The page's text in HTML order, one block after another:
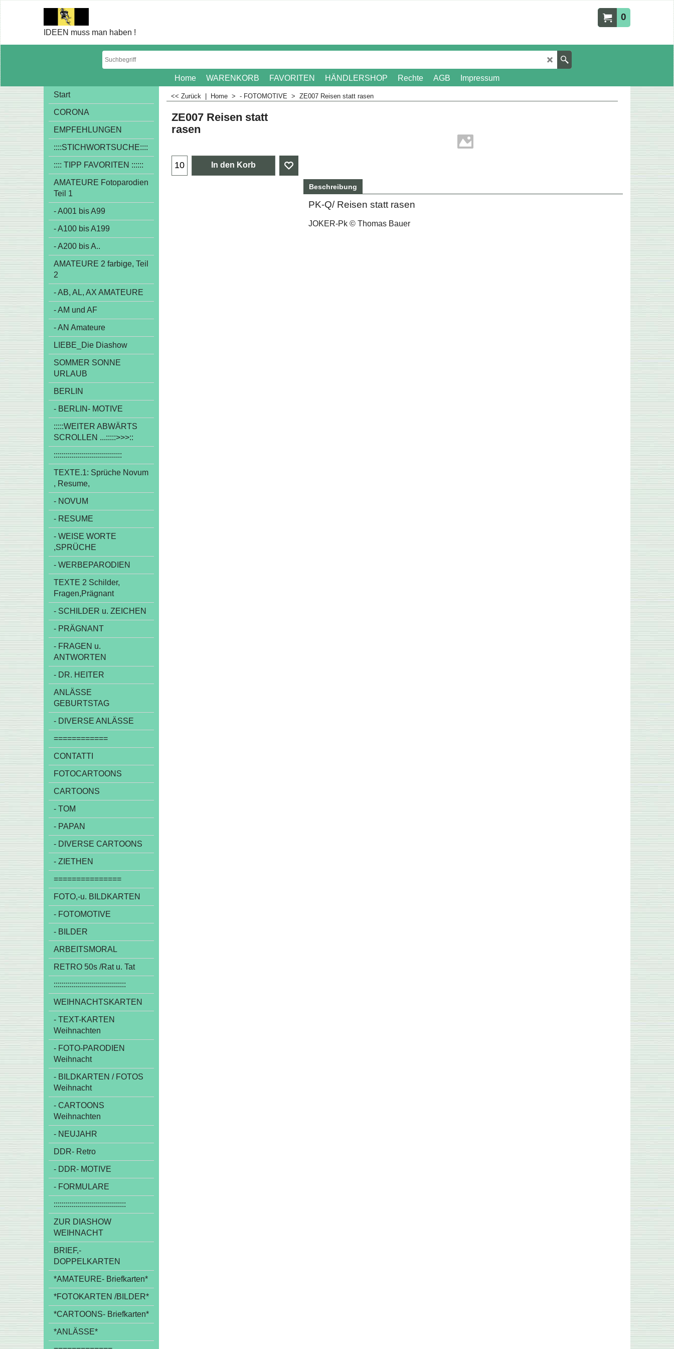
0
IDEEN muss man haben !
Home WARENKORB FAVORITEN HÄNDLERSHOP Rechte AGB
Impressum
Start
CORONA
EMPFEHLUNGEN
::::STICHWORTSUCHE::::
:::: TIPP FAVORITEN ::::::
AMATEURE Fotoparodien
Teil 1
- A001 bis A99
- A100 bis A199
- A200 bis A..
AMATEURE 2 farbige, Teil
2
- AB, AL, AX AMATEURE
- AM und AF
- AN Amateure
LIEBE_Die Diashow
SOMMER SONNE
URLAUB
BERLIN
- BERLIN- MOTIVE
:::::WEITER ABWÄRTS
SCROLLEN ...:::::>>>::
::::::::::::::::::::::::::::::::::
TEXTE.1: Sprüche Novum
, Resume,
- NOVUM
- RESUME
- WEISE WORTE
,SPRÜCHE
- WERBEPARODIEN
TEXTE 2 Schilder,
Fragen,Prägnant
- SCHILDER u. ZEICHEN
- PRÄGNANT
- FRAGEN u.
ANTWORTEN
- DR. HEITER
ANLÄSSE
GEBURTSTAG
- DIVERSE ANLÄSSE
============
CONTATTI
FOTOCARTOONS
CARTOONS
- TOM
- PAPAN
- DIVERSE CARTOONS
- ZIETHEN
===============
FOTO,-u. BILDKARTEN
- FOTOMOTIVE
- BILDER
ARBEITSMORAL
RETRO 50s /Rat u. Tat
::::::::::::::::::::::::::::::::::::
WEIHNACHTSKARTEN
- TEXT-KARTEN
Weihnachten
- FOTO-PARODIEN
Weihnacht
- BILDKARTEN / FOTOS
Weihnacht
- CARTOONS
Weihnachten
- NEUJAHR
DDR- Retro
- DDR- MOTIVE
- FORMULARE
::::::::::::::::::::::::::::::::::::
ZUR DIASHOW
WEIHNACHT
BRIEF,-
DOPPELKARTEN
*AMATEURE- Briefkarten*
*FOTOKARTEN /BILDER*
*CARTOONS- Briefkarten*
*ANLÄSSE*
<< Zurück Home > - FOTOMOTIVE > ZE007 Reisen statt rasen
ZE007 Reisen statt
rasen
Beschreibung
PK-Q/ Reisen statt rasen
JOKER-Pk © Thomas Bauer